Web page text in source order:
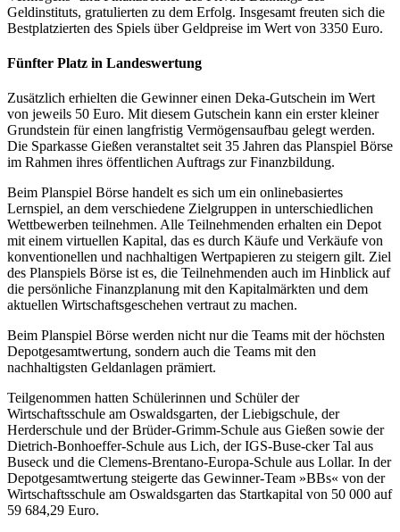
Geldinstituts, gratulierten zu dem Erfolg. Insgesamt freuten sich die
Bestplatzierten des Spiels über Geldpreise im Wert von 3350 Euro.
Fünfter Platz in Landeswertung
Zusätzlich erhielten die Gewinner einen Deka-Gutschein im Wert
von jeweils 50 Euro. Mit diesem Gutschein kann ein erster kleiner
Grundstein für einen langfristig Vermögensaufbau gelegt werden.
Die Sparkasse Gießen veranstaltet seit 35 Jahren das Planspiel Börse
im Rahmen ihres öffentlichen Auftrags zur Finanzbildung.
Beim Planspiel Börse handelt es sich um ein onlinebasiertes
Lernspiel, an dem verschiedene Zielgruppen in unterschiedlichen
Wettbewerben teilnehmen. Alle Teilnehmenden erhalten ein Depot
mit einem virtuellen Kapital, das es durch Käufe und Verkäufe von
konventionellen und nachhaltigen Wertpapieren zu steigern gilt. Ziel
des Planspiels Börse ist es, die Teilnehmenden auch im Hinblick auf
die persönliche Finanzplanung mit den Kapitalmärkten und dem
aktuellen Wirtschaftsgeschehen vertraut zu machen.
Beim Planspiel Börse werden nicht nur die Teams mit der höchsten
Depotgesamtwertung, sondern auch die Teams mit den
nachhaltigsten Geldanlagen prämiert.
Teilgenommen hatten Schülerinnen und Schüler der
Wirtschaftsschule am Oswaldsgarten, der Liebigschule, der
Herderschule und der Brüder-Grimm-Schule aus Gießen sowie der
Dietrich-Bonhoeffer-Schule aus Lich, der IGS-Buse-cker Tal aus
Buseck und die Clemens-Brentano-Europa-Schule aus Lollar. In der
Depotgesamtwertung steigerte das Gewinner-Team »BBs« von der
Wirtschaftsschule am Oswaldsgarten das Startkapital von 50 000 auf
59 684,29 Euro.